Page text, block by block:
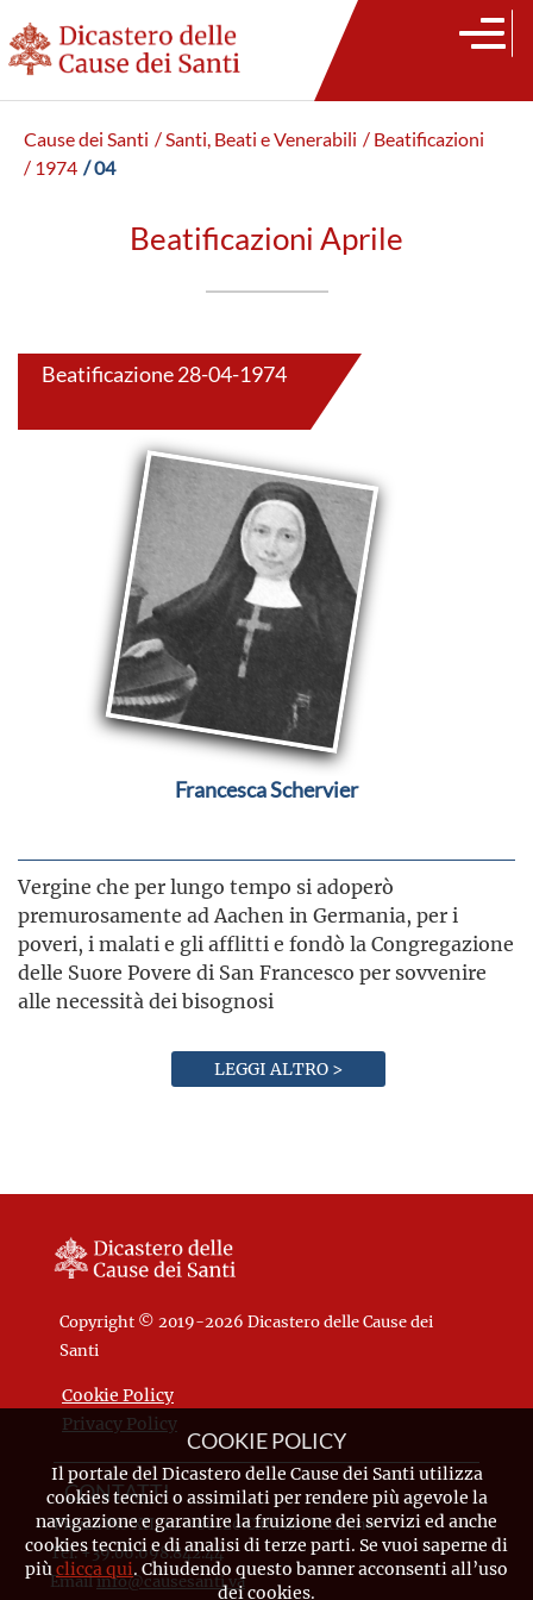
Cause dei Santi / Santi, Beati e Venerabili / Beatificazioni
/ 1974 / 04
Beatificazioni Aprile
Beatificazione 28-04-1974
Francesca Schervier
Vergine che per lungo tempo si adoperò
premurosamente ad Aachen in Germania, per i
poveri, i malati e gli afflitti e fondò la Congregazione
delle Suore Povere di San Francesco per sovvenire
alle necessità dei bisognosi
LEGGI ALTRO >
Copyright © 2019-2026 Dicastero delle Cause dei
Santi
Cookie Policy
Privacy Policy
CONTATTI
Piazza Pio XII, 10 - 00120 Città del Vaticano
Tel. +39.06.698.842.44
Emailinfo@causesanti.va
COOKIE POLICY
Il portale del Dicastero delle Cause dei Santi utilizza
cookies tecnici o assimilati per rendere più agevole la
navigazione e garantire la fruizione dei servizi ed anche
cookies tecnici e di analisi di terze parti. Se vuoi saperne di
piùclicca qui. Chiudendo questo banner acconsenti all’uso
dei cookies.